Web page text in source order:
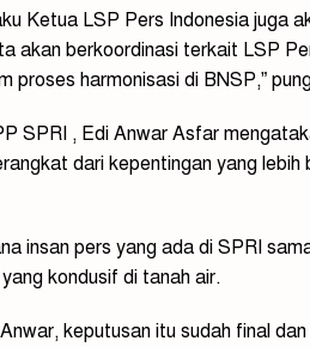
Ketua LSP Pers Indonesia juga
akan berkoordinasi terkait LSP
proses harmonisasi di BNSP,”
SPRI , Edi Anwar Asfar
dari kepentingan yang
insan pers yang ada di SPRI
kondusif di tanah air.
keputusan itu sudah final